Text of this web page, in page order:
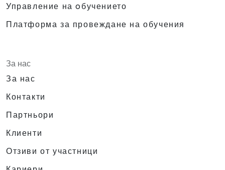
Управление на oбучението
Платформа за провеждане на обучения
За нас
За нас
Контакти
Партньори
Клиенти
Отзиви от участници